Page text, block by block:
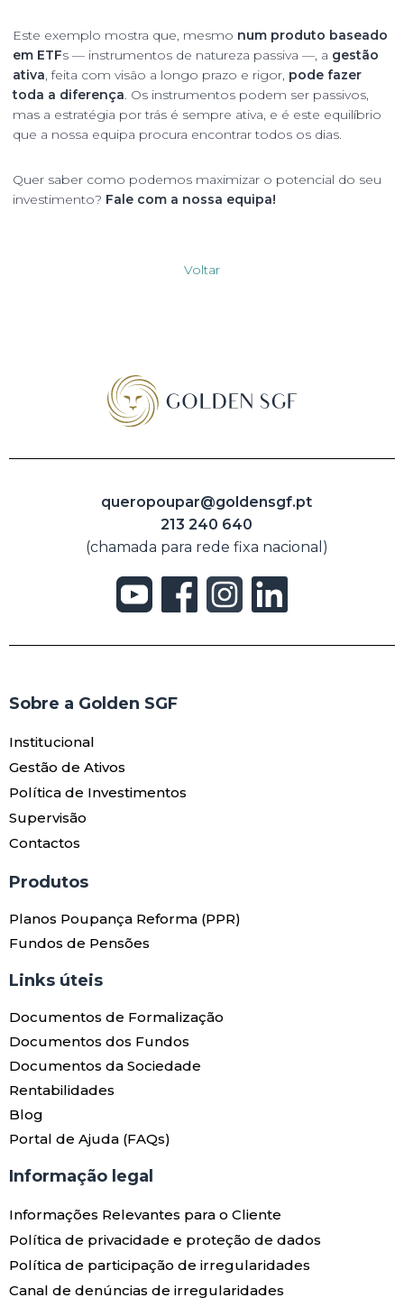
Este exemplo mostra que, mesmo num produto baseado
em ETFs — instrumentos de natureza passiva —, a gestão
ativa, feita com visão a longo prazo e rigor, pode fazer
toda a diferença. Os instrumentos podem ser passivos,
mas a estratégia por trás é sempre ativa, e é este equilíbrio
que a nossa equipa procura encontrar todos os dias.
Quer saber como podemos maximizar o potencial do seu
investimento? Fale com a nossa equipa!
Voltar
queropoupar@goldensgf.pt
213 240 640
(chamada para rede fixa nacional)
Sobre a Golden SGF
Institucional
Gestão de Ativos
Política de Investimentos
Supervisão
Contactos
Produtos​
Planos Poupança Reforma (PPR)
Fundos de Pensões
Links úteis​
Documentos de Formalização
Documentos dos Fundos
Documentos da Sociedade
Rentabilidades
Blog
Portal de Ajuda (FAQs)
Informação legal
Informações Relevantes para o Cliente
Política de privacidade e proteção de dados
Política de participação de irregularidades
Canal de denúncias de irregularidades